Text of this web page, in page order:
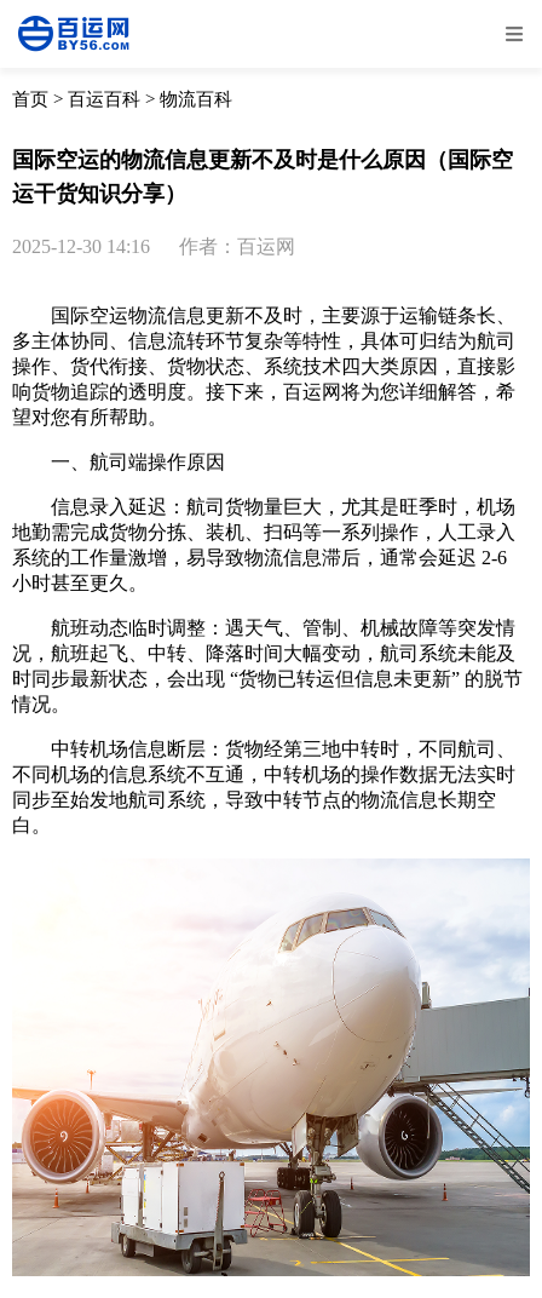
全部 物流资讯
取消
首页 > 百运百科 > 物流百科
国际空运的物流信息更新不及时是什么原因（国际空
运干货知识分享）
2025-12-30 14:16 作者：百运网
国际空运物流信息更新不及时，主要源于运输链条长、
多主体协同、信息流转环节复杂等特性，具体可归结为航司
操作、货代衔接、货物状态、系统技术四大类原因，直接影
响货物追踪的透明度。接下来，百运网将为您详细解答，希
望对您有所帮助。
一、航司端操作原因
信息录入延迟：航司货物量巨大，尤其是旺季时，机场
地勤需完成货物分拣、装机、扫码等一系列操作，人工录入
系统的工作量激增，易导致物流信息滞后，通常会延迟 2-6
小时甚至更久。
航班动态临时调整：遇天气、管制、机械故障等突发情
况，航班起飞、中转、降落时间大幅变动，航司系统未能及
时同步最新状态，会出现 “货物已转运但信息未更新” 的脱节
情况。
中转机场信息断层：货物经第三地中转时，不同航司、
不同机场的信息系统不互通，中转机场的操作数据无法实时
同步至始发地航司系统，导致中转节点的物流信息长期空
白。